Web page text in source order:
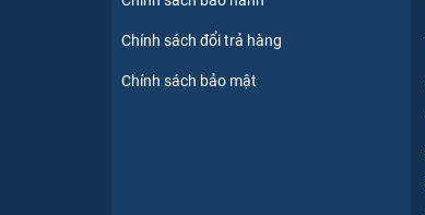
Chính sách đổi trả hàng
Chính sách bảo mật